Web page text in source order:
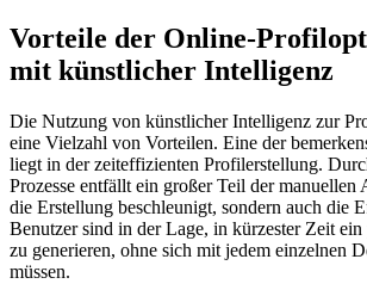
Vorteile der Online-
mit künstlicher Intelligenz
Die Nutzung von künstlicher Intelligenz zur
eine Vielzahl von Vorteilen. Eine der
liegt in der zeiteffizienten Profilerstellung.
Prozesse entfällt ein großer Teil der manuellen
die Erstellung beschleunigt, sondern auch die
Benutzer sind in der Lage, in kürzester Zeit
zu generieren, ohne sich mit jedem einzelnen
müssen.